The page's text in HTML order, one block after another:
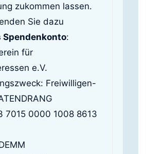
zukommen lassen.
Sie dazu
Spendenkonto:
für
e.V.
Freiwilligen-
7015 0000 1008 8613